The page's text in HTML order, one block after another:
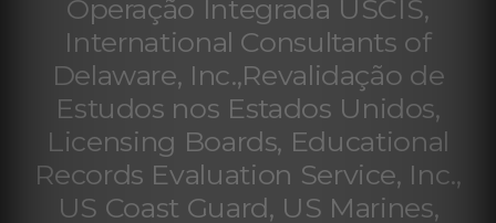
Operação Integrada USCIS,
International Consultants of
Delaware, Inc.,Revalidação de
Estudos nos Estados Unidos,
Licensing Boards, Educational
Records Evaluation Service, Inc.,
US Coast Guard, US Marines,